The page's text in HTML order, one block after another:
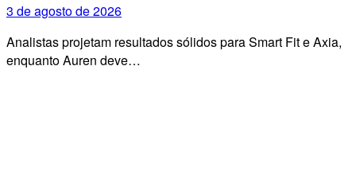
3 de agosto de 2026
Analistas projetam resultados sólidos para Smart Fit e Axia,
enquanto Auren deve…